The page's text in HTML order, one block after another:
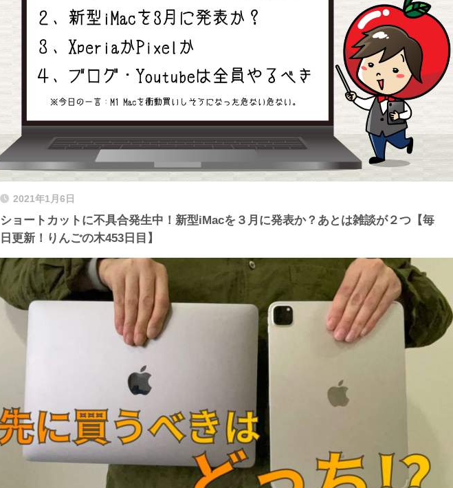
2021年1月6日
ショートカットに不具合発生中！新型iMacを３月に発表か？あとは雑談が２つ【毎
日更新！りんごの木453日目】